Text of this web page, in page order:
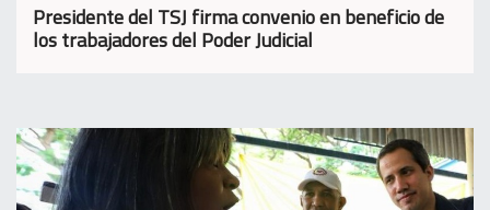
Presidente del TSJ firma convenio en beneficio de
los trabajadores del Poder Judicial